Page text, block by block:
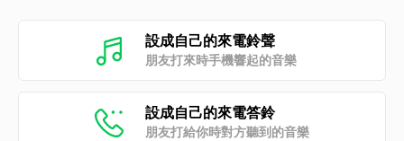
設成自己的來電鈴聲
朋友打來時手機響起的音樂
設成自己的來電答鈴
朋友打給你時對方聽到的音樂